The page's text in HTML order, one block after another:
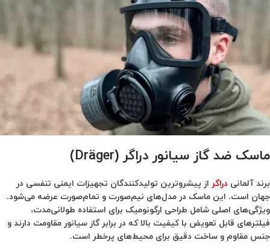
ماسک ضد گاز سیانور دراگر (Dräger)
برند آلمانی دراگر از پیشروترین تولیدکنندگان تجهیزات ایمنی تنفسی در
جهان است. این ماسک در مدل‌های نیم‌صورت و تمام‌صورت عرضه می‌شود.
ویژگی‌های اصلی شامل طراحی ارگونومیک برای استفاده طولانی‌مدت،
فیلترهای قابل تعویض با کیفیت بالا که در برابر گاز سیانور مقاومت دارند و
جنس مقاوم و ساخت دقیق برای محیط‌های پرخطر است.